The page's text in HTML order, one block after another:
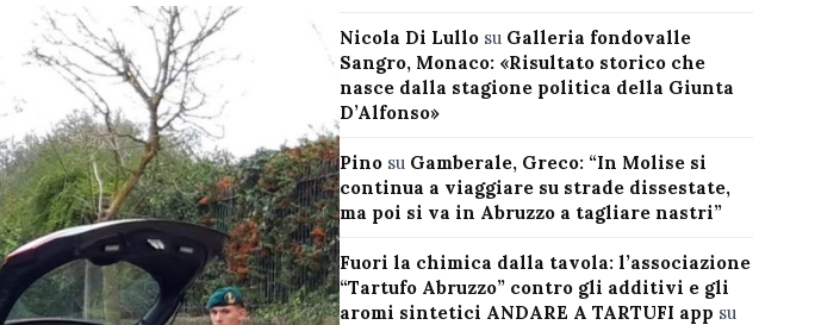
Nicola Di Lullosu Galleria fondovalle
Sangro, Monaco: «Risultato storico che
nasce dalla stagione politica della Giunta
D’Alfonso»
Pinosu Gamberale, Greco: “In Molise si
continua a viaggiare su strade dissestate,
ma poi si va in Abruzzo a tagliare nastri”
Fuori la chimica dalla tavola: l’associazione
“Tartufo Abruzzo” contro gli additivi e gli
aromi sintetici ANDARE A TARTUFI app su